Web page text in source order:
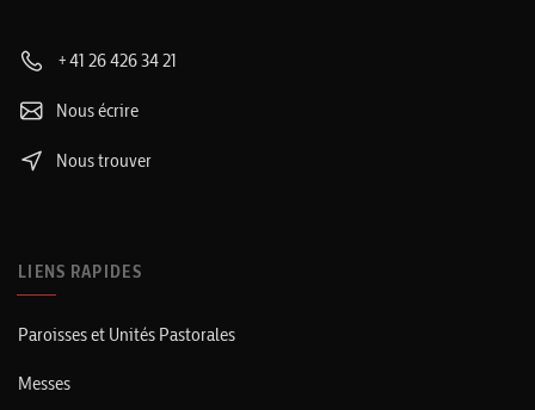
+41 26 426 34 21
Nous écrire
Nous trouver
LIENS RAPIDES
Paroisses et Unités Pastorales
Messes